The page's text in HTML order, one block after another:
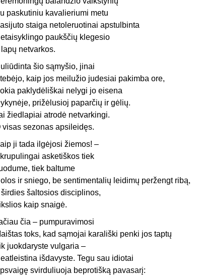
paskutiniu kavalieriumi metu
staiga netoleruotinai apstulbinta
paukščių klegesio
lapų netvarkos.
šio sąmyšio, jinai
kaip jos meilužio judesiai pakimba ore,
paklydėliškai nelygi jo eisena
prižėlusioj paparčių ir gėlių.
žiedlapiai atrodė netvarkingi.
visas sezonas apsileidęs.
ji tada ilgėjosi žiemos! –
asketiškos tiek
tiek baltume
ir sniego, be sentimentalių leidimų peržengt ribą,
širdies šaltosios disciplinos,
kaip snaigė.
čia – pumpuravimosi
toks, kad sąmojai karališki penki jos taptų
juokdaryste vulgaria –
išdavyste. Tegu sau idiotai
svirduliuoja beprotišką pavasarį: